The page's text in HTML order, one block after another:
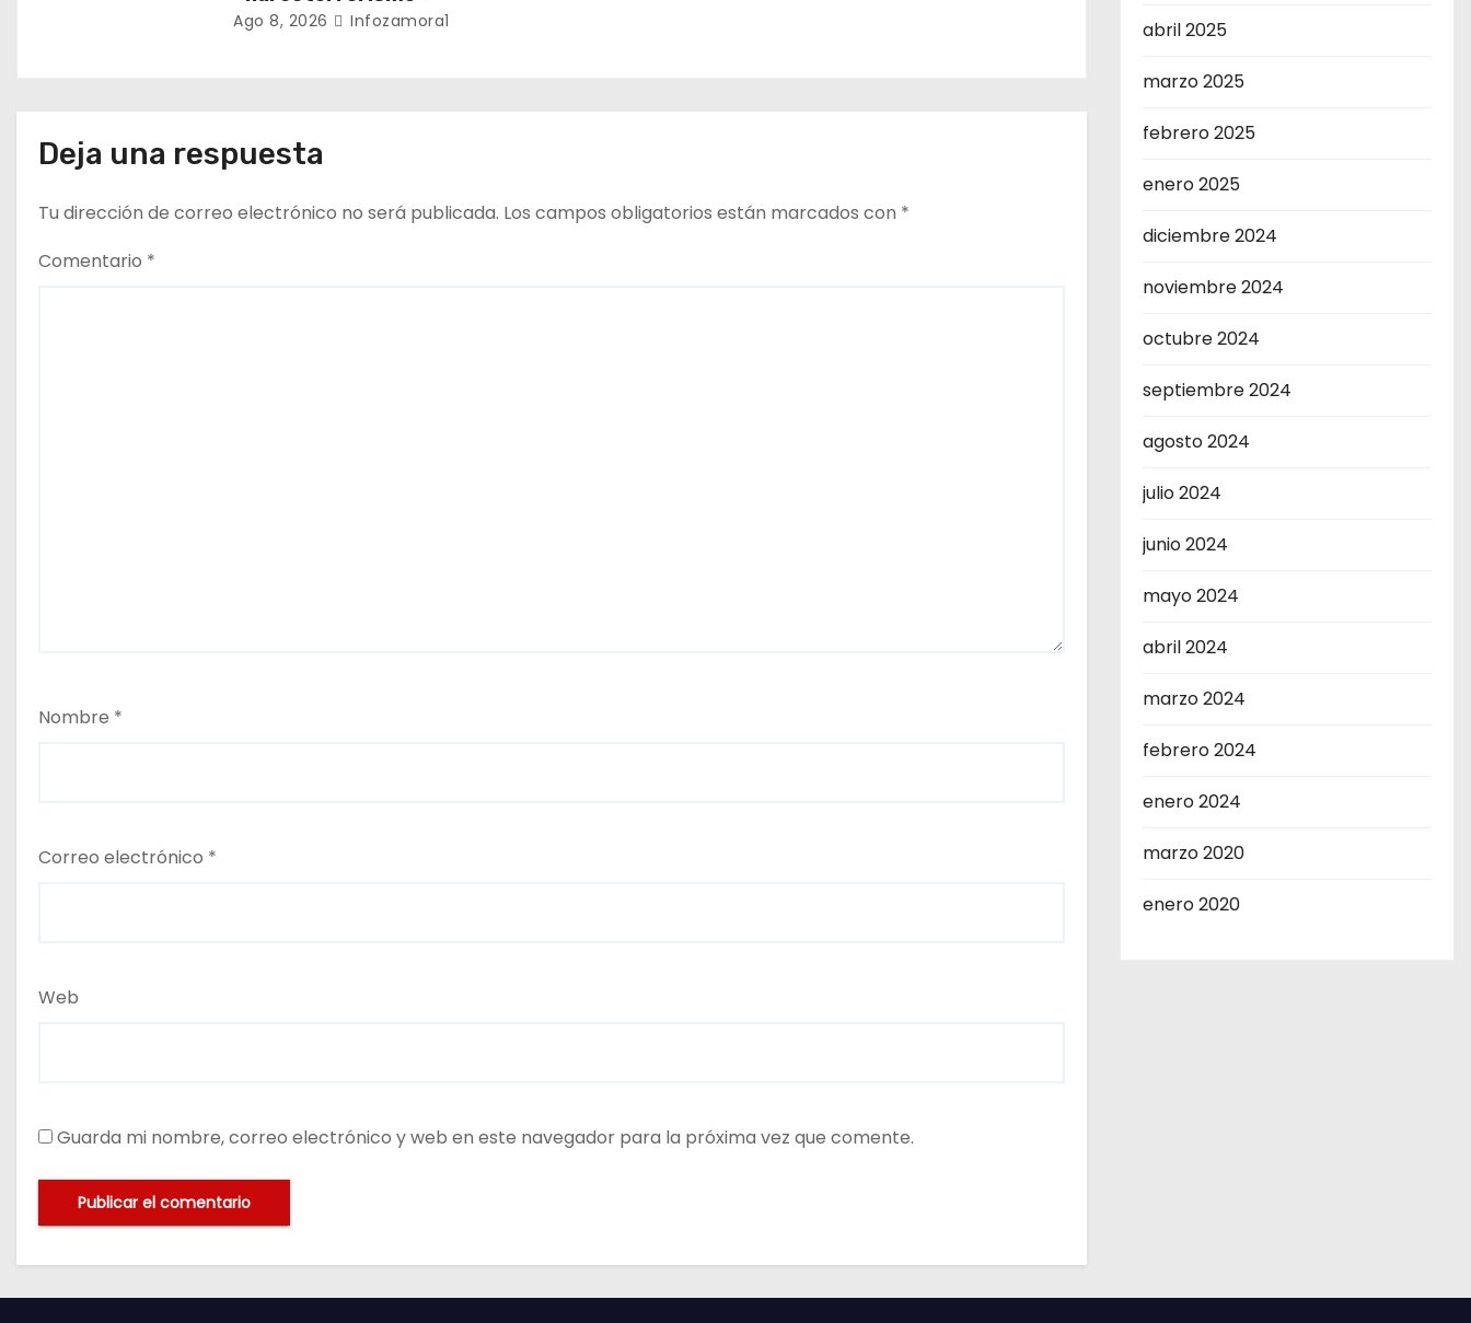
d
Ago 8, 2026 Infozamora1
Deja una respuesta
Tu dirección de correo electrónico no será publicada. Los campos obligatorios están marcados con *
Comentario *
Nombre *
Correo electrónico *
Web
Guarda mi nombre, correo electrónico y web en este navegador para la próxima vez que comente.
abril 2025
marzo 2025
febrero 2025
enero 2025
diciembre 2024
noviembre 2024
octubre 2024
septiembre 2024
agosto 2024
julio 2024
junio 2024
mayo 2024
abril 2024
marzo 2024
febrero 2024
enero 2024
marzo 2020
enero 2020